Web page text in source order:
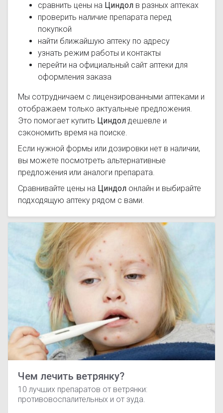
сравнить цены на Циндол в разных аптеках
проверить наличие препарата перед
покупкой
найти ближайшую аптеку по адресу
узнать режим работы и контакты
перейти на официальный сайт аптеки для
оформления заказа
Мы сотрудничаем с лицензированными аптеками и
отображаем только актуальные предложения.
Это помогает купить Циндол дешевле и
сэкономить время на поиске.
Если нужной формы или дозировки нет в наличии,
вы можете посмотреть альтернативные
предложения или аналоги препарата.
Сравнивайте цены на Циндол онлайн и выбирайте
подходящую аптеку рядом с вами.
Чем лечить ветрянку?
10 лучших препаратов от ветрянки:
противовоспалительных и от зуда.